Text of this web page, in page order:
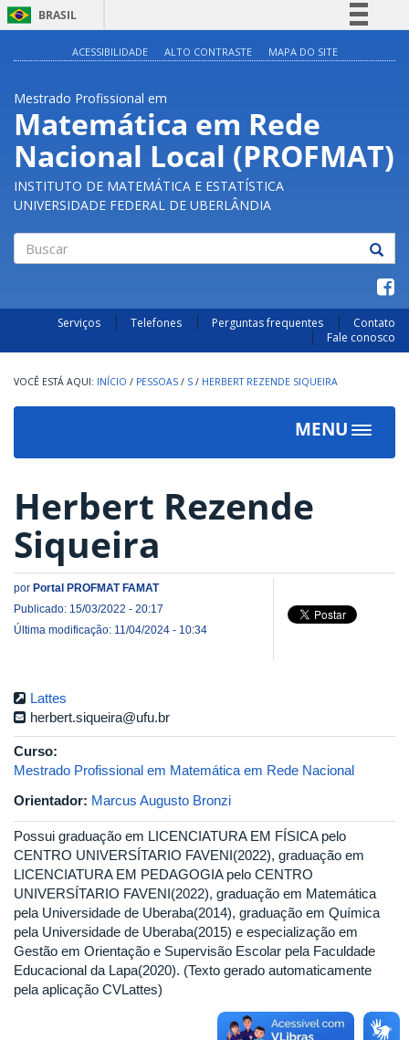
BRASIL
Acesso à informação
Legislação
Canais
ACESSIBILIDADE ALTO CONTRASTE MAPA DO SITE
Mestrado Profissional em
Matemática em Rede
Nacional Local (PROFMAT)
INSTITUTO DE MATEMÁTICA E ESTATÍSTICA
UNIVERSIDADE FEDERAL DE UBERLÂNDIA
Serviços Telefones Perguntas frequentes
Contato
Fale conosco
INÍCIO / PESSOAS / S / HERBERT REZENDE SIQUEIRA
MENU
Toggle
Herbert Rezende
Siqueira
por Portal PROFMAT FAMAT
Publicado: 15/03/2022 - 20:17
Última modificação: 11/04/2024 - 10:34
Lattes
herbert.siqueira@ufu.br
Curso:
Mestrado Profissional em Matemática em Rede Nacional
Orientador: Marcus Augusto Bronzi
Possui graduação em LICENCIATURA EM FÍSICA pelo
CENTRO UNIVERSÍTARIO FAVENI(2022), graduação em
LICENCIATURA EM PEDAGOGIA pelo CENTRO
UNIVERSÍTARIO FAVENI(2022), graduação em Matemática
pela Universidade de Uberaba(2014), graduação em Química
pela Universidade de Uberaba(2015) e especialização em
Gestão em Orientação e Supervisão Escolar pela Faculdade
Educacional da Lapa(2020). (Texto gerado automaticamente
pela aplicação CVLattes)